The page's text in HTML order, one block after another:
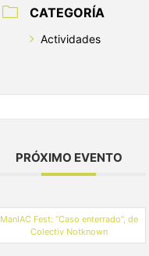
CATEGORÍA
Actividades
PRÓXIMO EVENTO
ManIAC Fest: “Caso enterrado”, de
Colectiv Notknown